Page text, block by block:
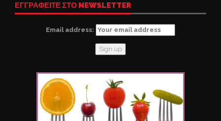
ΕΓΓΡΑΦΕΙΤΕ ΣΤΟ NEWSLETTER
Email address: